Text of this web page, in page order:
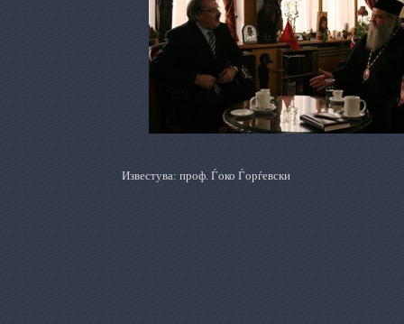
Известува: проф. Ѓоко Ѓорѓевски